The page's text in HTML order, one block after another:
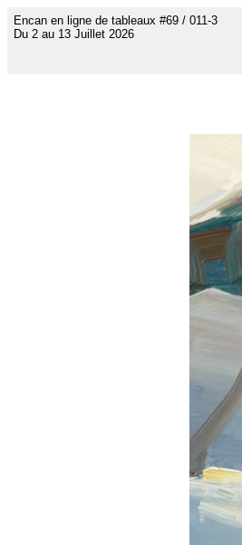
Encan en ligne de tableaux #69 / 011-3
Du 2 au 13 Juillet 2026